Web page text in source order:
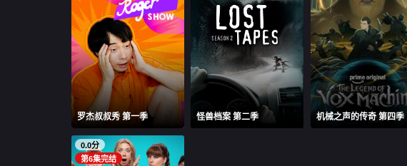
罗杰叔叔秀 第一季 怪兽档案 第二季 机械之声的传奇 第四季
0.0分
第6集完结